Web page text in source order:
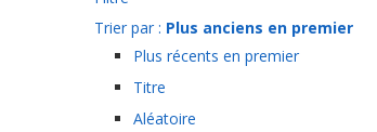
Trier par : Plus anciens en premier
Plus récents en premier
Titre
Aléatoire